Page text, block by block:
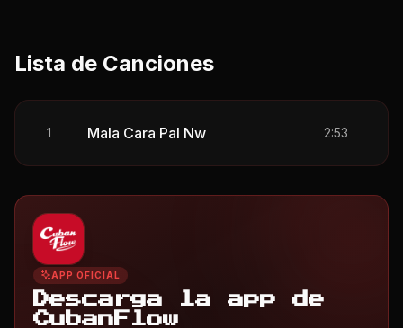
Lista de Canciones
1 Mala Cara Pal Nw 2:53
APP OFICIAL
Descarga la app de
CubanFlow